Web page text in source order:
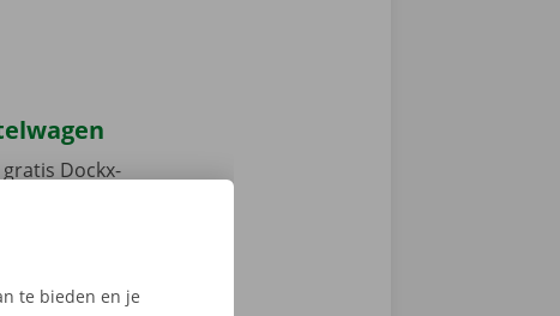
Dockx-
ontgrendel
te bieden en je